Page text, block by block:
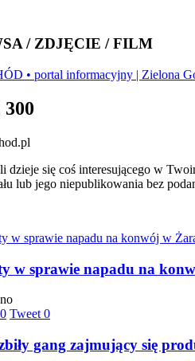
/ ZDJĘCIE / FILM
300
dzieje się coś interesującego w
lub jego niepublikowania bez
w sprawie napadu na
0 Tweet 0
gang zajmujący się